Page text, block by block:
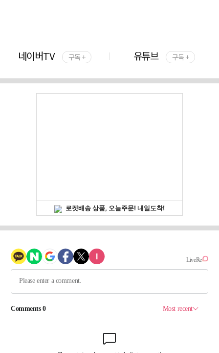
네이버TV 구독 + 유튜브 구독 +